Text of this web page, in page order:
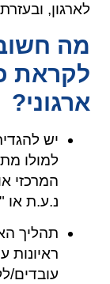
לארגון,
מה
לקראת
ארגוני?
יש
למולו
המרכזי
נ.ע.ת או
תהליך
ראיונות
עובדים/